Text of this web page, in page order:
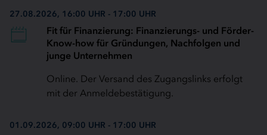
27.08.2026, 16:00 UHR - 17:00 UHR
Fit für Finanzierung: Finanzierungs- und Förder-
Know-how für Gründungen, Nachfolgen und
junge Unternehmen
Online. Der Versand des Zugangslinks erfolgt
mit der Anmeldebestätigung.
01.09.2026, 09:00 UHR - 17:00 UHR